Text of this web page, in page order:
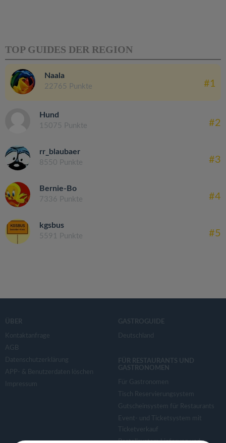
TOP GUIDES DER REGION
Naala
22765 Punkte #1
Hund
15075 Punkte #2
rr_blaubaer
8550 Punkte #3
Bernie-Bo
7336 Punkte #4
kgsbus
5591 Punkte #5
ÜBER
Kontaktanfrage
AGB
Datenschutzerklärung
APP- & Benutzerdaten löschen
Impressum
GASTROGUIDE
Deutschland
FÜR RESTAURANTS UND
GASTRONOMEN
Für Gastronomen
Tisch Reservierungsystem
Gutscheinsystem für Restaurants
Event- und Ticketsystem mit
Ticketverkauf
Bestellsystem Lieferung und